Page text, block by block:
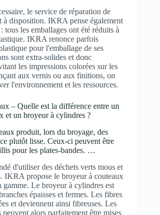
le service de réparation de
à disposition. IKRA pense également
tous les emballages ont été réduits à
IKRA renonce parfois
pour l'emballage de ses
sont extra-solides et donc
les impressions colorées sur les
aux vernis ou aux finitions, on
l'environnement et les ressources.
– Quelle est la différence entre un
et un broyeur à cylindres ?
produit, lors du broyage, des
plutôt lisse. Ceux-ci peuvent être
pour les plates-bandes. …
d'utiliser des déchets verts mous et
IKRA propose le broyeur à couteaux
gamme. Le broyeur à cylindres est
épaisses et fermes. Les fibres
et deviennent ainsi fibreuses. Les
peuvent alors parfaitement être mises